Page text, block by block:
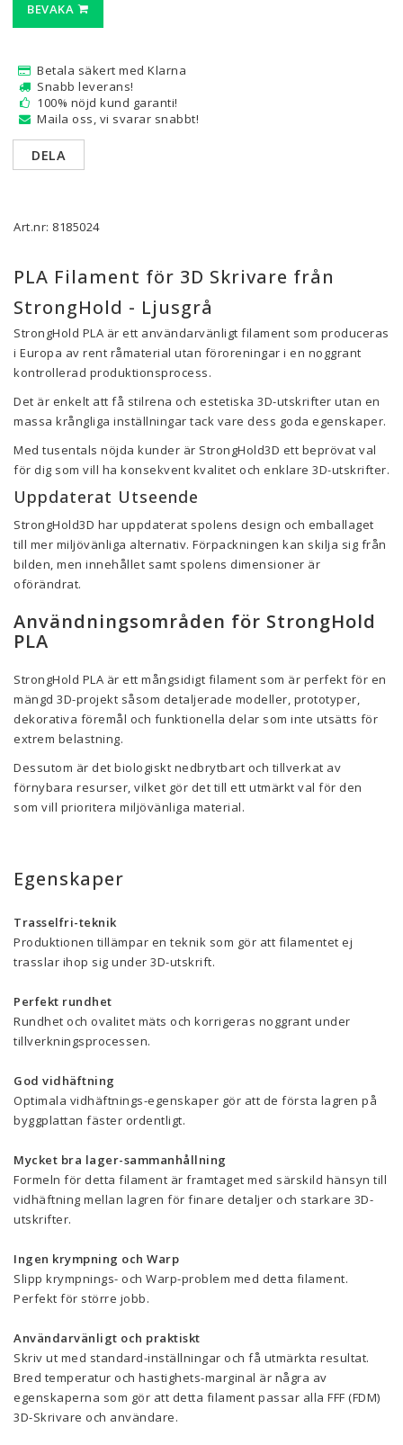
BEVAKA
Betala säkert med Klarna
Snabb leverans!
100% nöjd kund garanti!
Maila oss, vi svarar snabbt!
DELA
Art.nr: 8185024
PLA Filament för 3D Skrivare från
StrongHold - Ljusgrå
StrongHold PLA är ett användarvänligt filament som produceras
i Europa av rent råmaterial utan föroreningar i en noggrant
kontrollerad produktionsprocess.
Det är enkelt att få stilrena och estetiska 3D-utskrifter utan en
massa krångliga inställningar tack vare dess goda egenskaper.
Med tusentals nöjda kunder är StrongHold3D ett beprövat val
för dig som vill ha konsekvent kvalitet och enklare 3D-utskrifter.
Uppdaterat Utseende
StrongHold3D har uppdaterat spolens design och emballaget
till mer miljövänliga alternativ. Förpackningen kan skilja sig från
bilden, men innehållet samt spolens dimensioner är
oförändrat.
Användningsområden för StrongHold
PLA
StrongHold PLA är ett mångsidigt filament som är perfekt för en
mängd 3D-projekt såsom detaljerade modeller, prototyper,
dekorativa föremål och funktionella delar som inte utsätts för
extrem belastning.
Dessutom är det biologiskt nedbrytbart och tillverkat av
förnybara resurser, vilket gör det till ett utmärkt val för den
som vill prioritera miljövänliga material.
Egenskaper
Trasselfri-teknik
Produktionen tillämpar en teknik som gör att filamentet ej
trasslar ihop sig under 3D-utskrift.
Perfekt rundhet
Rundhet och ovalitet mäts och korrigeras noggrant under
tillverkningsprocessen.
God vidhäftning
Optimala vidhäftnings-egenskaper gör att de första lagren på
byggplattan fäster ordentligt.
Mycket bra lager-sammanhållning
Formeln för detta filament är framtaget med särskild hänsyn till
vidhäftning mellan lagren för finare detaljer och starkare 3D-
utskrifter.
Ingen krympning och Warp
Slipp krympnings- och Warp-problem med detta filament.
Perfekt för större jobb.
Användarvänligt och praktiskt
Skriv ut med standard-inställningar och få utmärkta resultat.
Bred temperatur och hastighets-marginal är några av
egenskaperna som gör att detta filament passar alla FFF (FDM)
3D-Skrivare och användare.